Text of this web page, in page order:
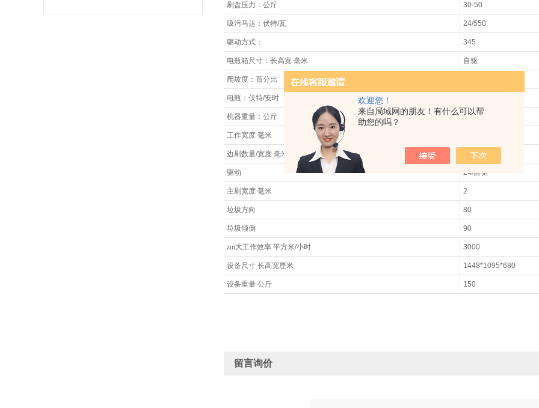
欢迎您！
来自局域网的朋友！有什么可以帮
助您的吗？
刷盘压力：公斤 30-50
吸污马达：伏特/瓦 24/550
驱动方式： 345
电瓶箱尺寸：长高宽 毫米 自驱
爬坡度：百分比
电瓶：伏特/安时
机器重量：公斤 24（12*2）
工作宽度 毫米
边刷数量/宽度 毫米 600
驱动 24/自驱
主刷宽度 毫米 2
垃圾方向 80
垃圾倾倒 90
zui大工作效率 平方米/小时 3000
设备尺寸 长高宽厘米 1448*1095*680
设备重量 公斤 150
留言询价